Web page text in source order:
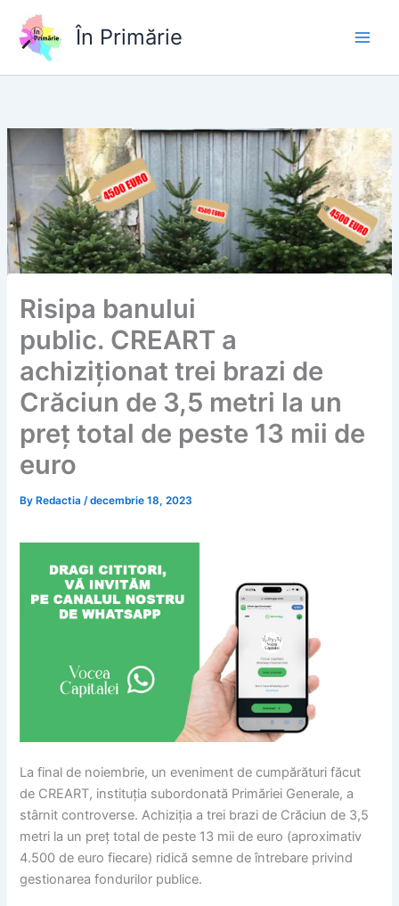
content
În Primărie
Risipa banului
public. CREART a
achiziționat trei brazi de
Crăciun de 3,5 metri la un
preț total de peste 13 mii de
euro
ByRedactia /decembrie 18, 2023
La final de noiembrie, un eveniment de cumpărături făcut
de CREART, instituția subordonată Primăriei Generale, a
stârnit controverse. Achiziția a trei brazi de Crăciun de 3,5
metri la un preț total de peste 13 mii de euro (aproximativ
4.500 de euro fiecare) ridică semne de întrebare privind
gestionarea fondurilor publice.